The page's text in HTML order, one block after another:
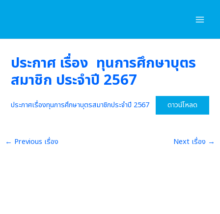
ประกาศ เรื่อง ทุนการศึกษาบุตร
สมาชิก ประจำปี 2567
ประกาศเรื่องทุนการศึกษาบุตรสมาชิกประจำปี 2567 ดาวน์โหลด
← Previous เรื่อง Next เรื่อง →